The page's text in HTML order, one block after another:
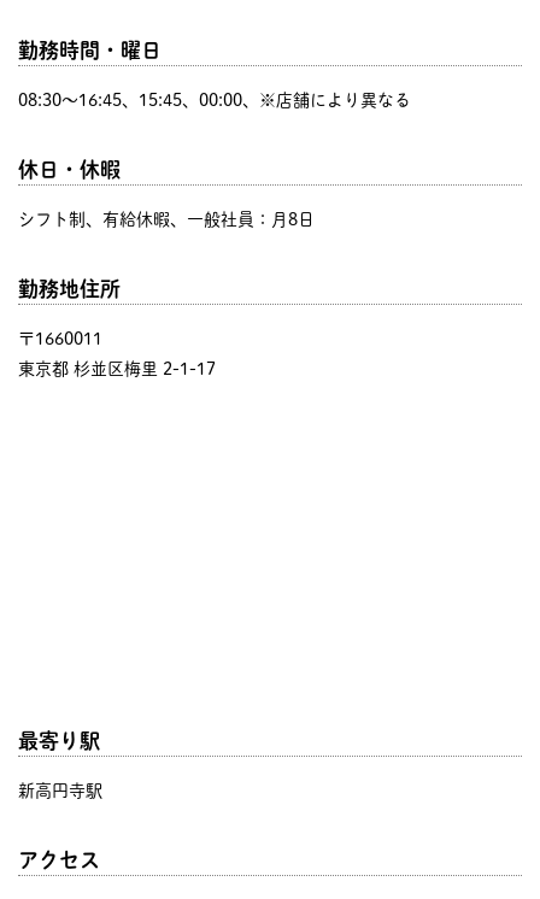
勤務時間・曜日
08:30〜16:45、15:45、00:00、※店舗により異なる
休日・休暇
シフト制、有給休暇、一般社員：月8日
勤務地住所
〒1660011
東京都 杉並区梅里 2-1-17
最寄り駅
新高円寺駅
アクセス